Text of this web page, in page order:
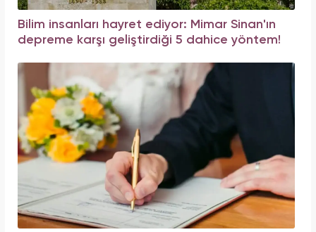
Bilim insanları hayret ediyor: Mimar Sinan'ın
depreme karşı geliştirdiği 5 dahice yöntem!